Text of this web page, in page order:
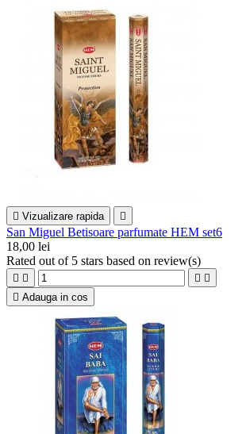
 Vizualizare rapida 
San Miguel Betisoare parfumate HEM set6
18,00 lei
Rated out of 5 stars based on review(s)
   
 Adauga in cos